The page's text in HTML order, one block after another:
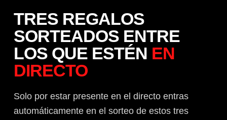
TRES REGALOS
SORTEADOS ENTRE
LOS QUE ESTÉN EN
DIRECTO
Solo por estar presente en el directo entras
automáticamente en el sorteo de estos tres